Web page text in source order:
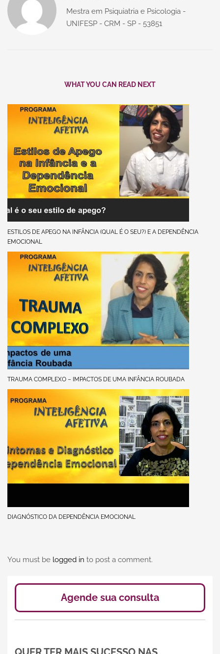
Mestra em Psiquiatria e Psicologia -
UNIFESP - CRM - SP - 53851
WHAT YOU CAN READ NEXT
ESTILOS DE APEGO NA INFÂNCIA (QUAL É O SEU?) E A DEPENDÊNCIA
EMOCIONAL
TRAUMA COMPLEXO – IMPACTOS DE UMA INFÂNCIA ROUBADA
DIAGNÓSTICO DA DEPENDÊNCIA EMOCIONAL
You must be logged in to post a comment.
Agende sua consulta